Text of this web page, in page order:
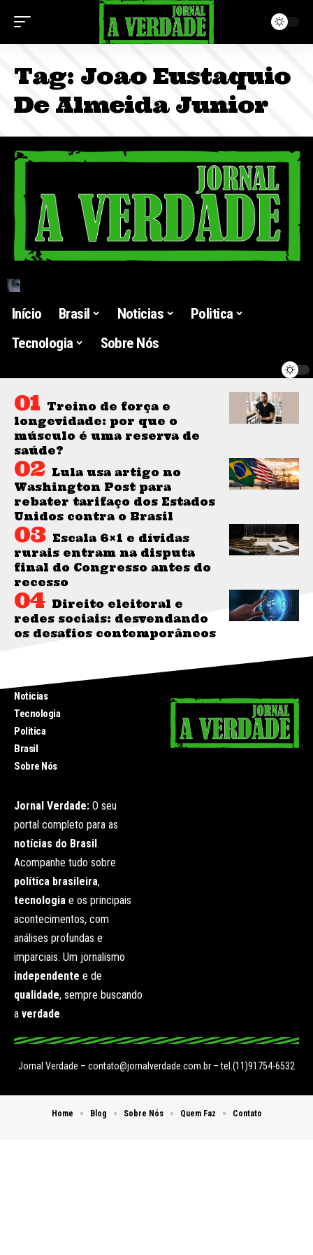
Tag: Joao Eustaquio
De Almeida Junior
Início Brasil Noticias
Politica
Tecnologia
Sobre Nós
Treino de força e
longevidade: por que o
músculo é uma reserva de
saúde?
Lula usa artigo no
Washington Post para
rebater tarifaço dos Estados
Unidos contra o Brasil
Escala 6×1 e dívidas
rurais entram na disputa
final do Congresso antes do
recesso
Direito eleitoral e
redes sociais: desvendando
os desafios contemporâneos
Noticias
Tecnologia
Politica
Brasil
Sobre Nós
Jornal Verdade: O seu
portal completo para as
notícias do Brasil .
Acompanhe tudo sobre
política brasileira,
tecnologia e os principais
acontecimentos, com
análises profundas e
imparciais. Um jornalismo
independente e de
qualidade, sempre buscando
a verdade.
Jornal Verdade – contato@jornalverdade.com.br – tel.(11)91754-6532
Home Blog Sobre Nós Quem Faz Contato